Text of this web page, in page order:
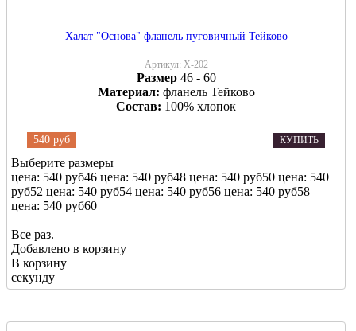
Халат "Основа" фланель пуговичный Тейково
Артикул: Х-202
Размер 46 - 60
Материал: фланель Тейково
Состав: 100% хлопок
540 руб КУПИТЬ
Выберите размеры
цена: 540 руб46 цена: 540 руб48 цена: 540 руб50 цена: 540
руб52 цена: 540 руб54 цена: 540 руб56 цена: 540 руб58
цена: 540 руб60
Все раз.
Добавлено в корзину
В корзину
секунду